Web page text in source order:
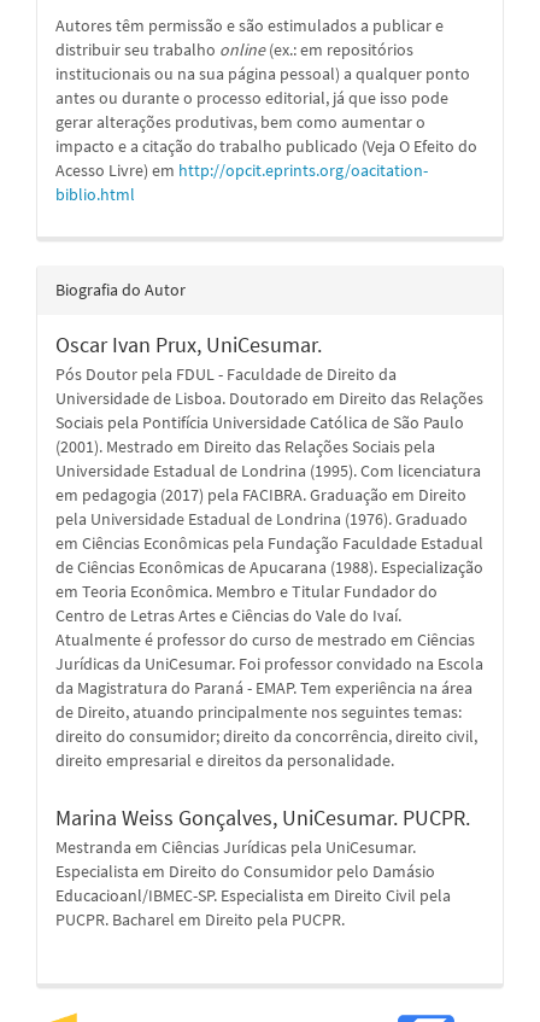
Autores têm permissão e são estimulados a publicar e
distribuir seu trabalho online(ex.: em repositórios
institucionais ou na sua página pessoal) a qualquer ponto
antes ou durante o processo editorial, já que isso pode
gerar alterações produtivas, bem como aumentar o
impacto e a citação do trabalho publicado (Veja O Efeito do
Acesso Livre) em http://opcit.eprints.org/oacitation-
biblio.html
Biografia do Autor
Oscar Ivan Prux, UniCesumar.
Pós Doutor pela FDUL - Faculdade de Direito da
Universidade de Lisboa. Doutorado em Direito das Relações
Sociais pela Pontifícia Universidade Católica de São Paulo
(2001). Mestrado em Direito das Relações Sociais pela
Universidade Estadual de Londrina (1995). Com licenciatura
em pedagogia (2017) pela FACIBRA. Graduação em Direito
pela Universidade Estadual de Londrina (1976). Graduado
em Ciências Econômicas pela Fundação Faculdade Estadual
de Ciências Econômicas de Apucarana (1988). Especialização
em Teoria Econômica. Membro e Titular Fundador do
Centro de Letras Artes e Ciências do Vale do Ivaí.
Atualmente é professor do curso de mestrado em Ciências
Jurídicas da UniCesumar. Foi professor convidado na Escola
da Magistratura do Paraná - EMAP. Tem experiência na área
de Direito, atuando principalmente nos seguintes temas:
direito do consumidor; direito da concorrência, direito civil,
direito empresarial e direitos da personalidade.
Marina Weiss Gonçalves, UniCesumar. PUCPR.
Mestranda em Ciências Jurídicas pela UniCesumar.
Especialista em Direito do Consumidor pelo Damásio
Educacioanl/IBMEC-SP. Especialista em Direito Civil pela
PUCPR. Bacharel em Direito pela PUCPR.